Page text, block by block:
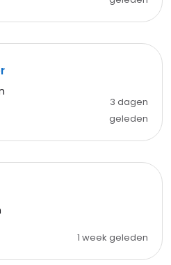
3 dagen
geleden
1 week geleden